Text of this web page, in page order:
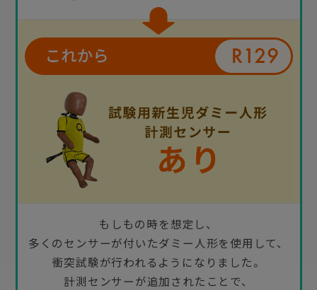
もしもの時を想定し、
多くのセンサーが付いたダミー人形を使用して、
衝突試験が行われるようになりました。
計測センサーが追加されたことで、